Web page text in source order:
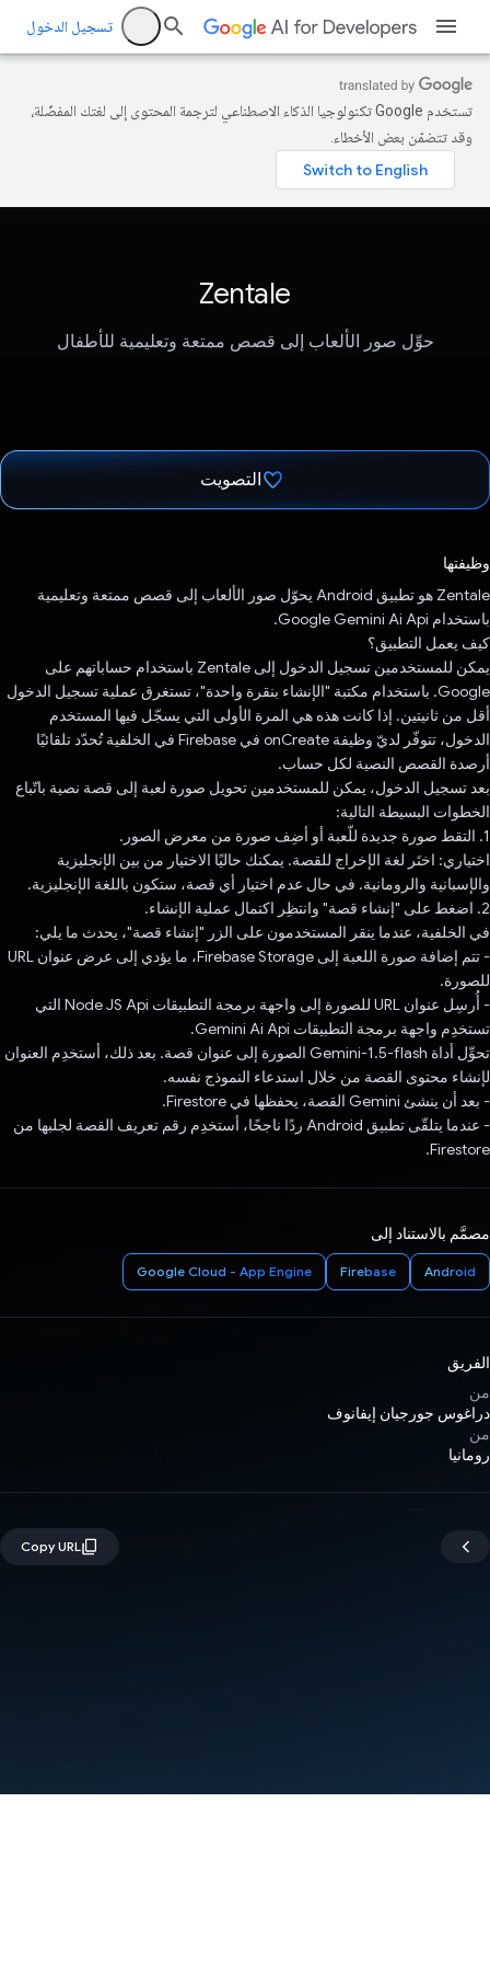
تسجيل الدخول
تستخدم Google تكنولوجيا الذكاء الاصطناعي لترجمة المحتوى إلى لغتك المفضّلة،
وقد تتضمّن بعض الأخطاء.
Zentale
حوِّل صور الألعاب إلى قصص ممتعة وتعليمية للأطفال
التصويت
وظيفتها
‫Zentale هو تطبيق Android يحوّل صور الألعاب إلى قصص ممتعة وتعليمية
باستخدام Google Gemini Ai Api.
كيف يعمل التطبيق؟
يمكن للمستخدمين تسجيل الدخول إلى Zentale باستخدام حساباتهم على
Google. باستخدام مكتبة "الإنشاء بنقرة واحدة"، تستغرق عملية تسجيل الدخول
أقل من ثانيتين. إذا كانت هذه هي المرة الأولى التي يسجّل فيها المستخدم
الدخول، تتوفّر لديّ وظيفة onCreate في Firebase في الخلفية تُحدّد تلقائيًا
أرصدة القصص النصية لكل حساب.
بعد تسجيل الدخول، يمكن للمستخدمين تحويل صورة لعبة إلى قصة نصية باتّباع
الخطوات البسيطة التالية:
1. التقط صورة جديدة للّعبة أو أضِف صورة من معرض الصور.
اختياري: اختَر لغة الإخراج للقصة. يمكنك حاليًا الاختيار من بين الإنجليزية
والإسبانية والرومانية. في حال عدم اختيار أي قصة، ستكون باللغة الإنجليزية.
2. اضغط على "إنشاء قصة" وانتظِر اكتمال عملية الإنشاء.
في الخلفية، عندما ينقر المستخدمون على الزر "إنشاء قصة"، يحدث ما يلي:
- تتم إضافة صورة اللعبة إلى Firebase Storage، ما يؤدي إلى عرض عنوان URL
للصورة.
- أُرسِل عنوان URL للصورة إلى واجهة برمجة التطبيقات Node JS Api التي
تستخدِم واجهة برمجة التطبيقات Gemini Ai Api.
تحوِّل أداة Gemini-1.5-flash الصورة إلى عنوان قصة. بعد ذلك، أستخدِم العنوان
لإنشاء محتوى القصة من خلال استدعاء النموذج نفسه.
- بعد أن ينشئ Gemini القصة، يحفظها في Firestore.
- عندما يتلقّى تطبيق Android ردًا ناجحًا، أستخدِم رقم تعريف القصة لجلبها من
Firestore.
مصمَّم بالاستناد إلى
Android
Firebase
Google Cloud - App Engine
الفريق
من
دراغوس جورجيان إيفانوف
من
رومانيا